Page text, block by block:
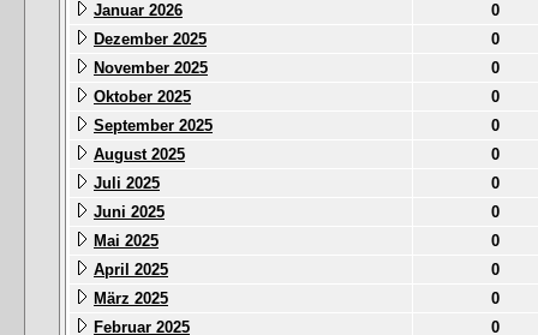
Januar 2026
0
Dezember 2025
0
November 2025
0
Oktober 2025
0
September 2025
0
August 2025
0
Juli 2025
0
Juni 2025
0
Mai 2025
0
April 2025
0
März 2025
0
Februar 2025
0